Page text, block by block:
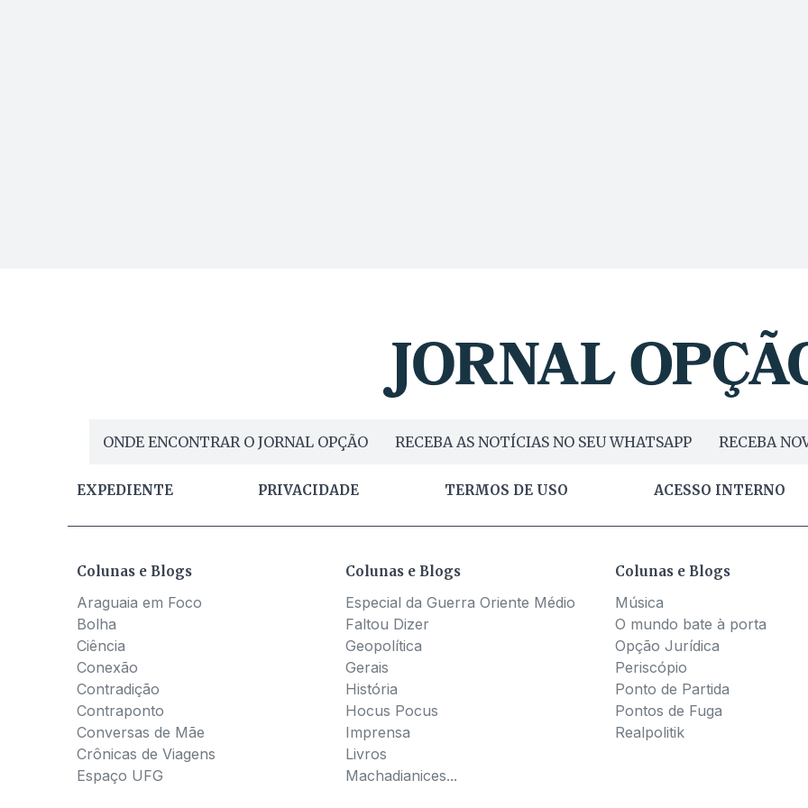
ONDE ENCONTRAR O JORNAL OPÇÃO RECEBA AS NOTÍCIAS NO SEU WHATSAPP RECEBA
EXPEDIENTE PRIVACIDADE TERMOS DE USO ACESSO INTERNO
Colunas e Blogs
Araguaia em Foco
Bolha
Ciência
Conexão
Contradição
Contraponto
Conversas de Mãe
Crônicas de Viagens
Espaço UFG
Colunas e Blogs
Especial da Guerra Oriente Médio
Faltou Dizer
Geopolítica
Gerais
História
Hocus Pocus
Imprensa
Livros
Machadianices...
Colunas e Blogs
Música
O mundo bate à porta
Opção Jurídica
Periscópio
Ponto de Partida
Pontos de Fuga
Realpolitik